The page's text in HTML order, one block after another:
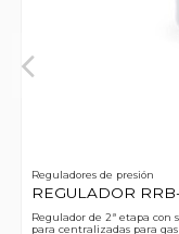
Reguladores de presión
REGULADOR
Regulador de 2ª etapa
para centralizadas para gas